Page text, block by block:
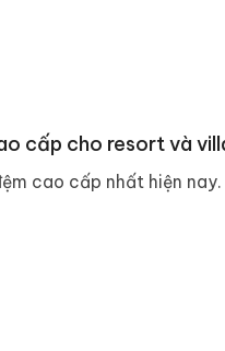
cấp cho resort và
cao cấp nhất hiện